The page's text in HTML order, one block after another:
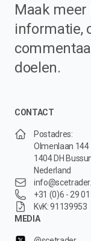
Maak
informatie,
doelen.
CONTACT
Postadres:
Olmenlaan 144
1404 DH
Nederland
+31 (0)6 - 29
KvK: 91139953
MEDIA